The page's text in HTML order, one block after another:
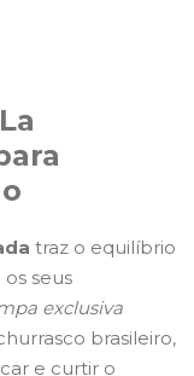
traz o equilíbrio
seus
exclusiva
brasileiro,
e curtir o